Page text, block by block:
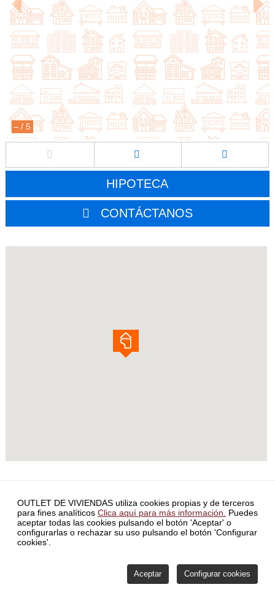
– /5
HIPOTECA
CONTÁCTANOS
ATENCIÓN DE RECLAMACIONES
POLÍTICA DE PRIVACIDAD
SIMULADOR HIPOTECA
FORMA PARTE DE NUESTRA RED
COMISIONES
POLÍTICA DE VENTAS Y MÉTODOS DE PAGO
COMISIONES
ÚLTIMAS NOTICIAS
POLÍTICA DE COOKIES
OUTLET DE VIVIENDAS utiliza cookies propias y de terceros
para fines analíticos Clica aquí para más información.
Puedes
aceptar todas las cookies pulsando el botón 'Aceptar' o
configurarlas o rechazar su uso pulsando el botón 'Configurar
cookies'.
Aceptar Configurar cookies